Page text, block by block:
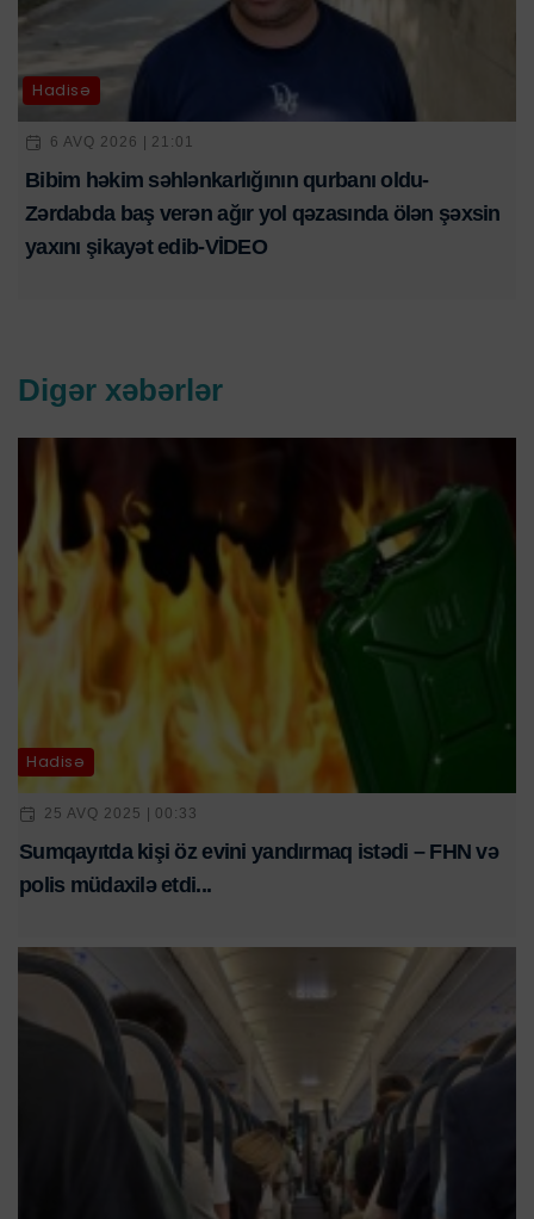
Hadisə
6 AVQ 2026 | 21:01
Bibim həkim səhlənkarlığının qurbanı oldu-
Zərdabda baş verən ağır yol qəzasında ölən şəxsin
yaxını şikayət edib-VİDEO
Digər xəbərlər
Hadisə
25 AVQ 2025 | 00:33
Sumqayıtda kişi öz evini yandırmaq istədi – FHN və
polis müdaxilə etdi...